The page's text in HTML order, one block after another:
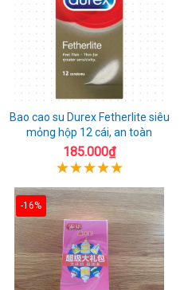
Bao cao su Durex Fetherlite siêu
mỏng hộp 12 cái, an toàn
185.000₫
-16%